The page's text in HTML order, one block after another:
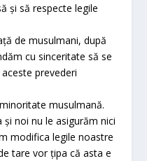
și să respecte legile
de musulmani, după
cu sinceritate să se
prevederi
musulmană.
noi nu le asigurăm nici
modifica legile noastre
tare vor țipa că asta e